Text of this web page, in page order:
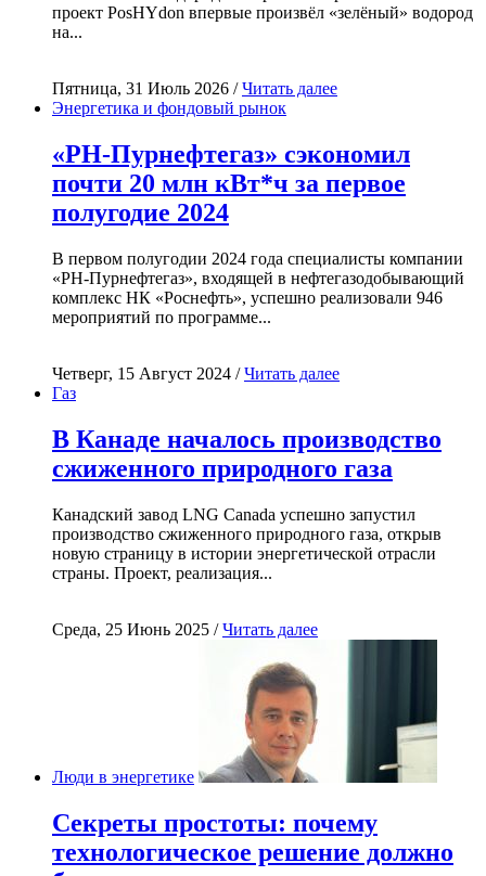
проект PosHYdon впервые произвёл «зелёный» водород
на...
Пятница, 31 Июль 2026 /Читать далее
Энергетика и фондовый рынок
«РН-Пурнефтегаз» сэкономил
почти 20 млн кВт*ч за первое
полугодие 2024
В первом полугодии 2024 года специалисты компании
«РН-Пурнефтегаз», входящей в нефтегазодобывающий
комплекс НК «Роснефть», успешно реализовали 946
мероприятий по программе...
Четверг, 15 Август 2024 /Читать далее
Газ
В Канаде началось производство
сжиженного природного газа
Канадский завод LNG Canada успешно запустил
производство сжиженного природного газа, открыв
новую страницу в истории энергетической отрасли
страны. Проект, реализация...
Среда, 25 Июнь 2025 /Читать далее
Люди в энергетике
Секреты простоты: почему
технологическое решение должно